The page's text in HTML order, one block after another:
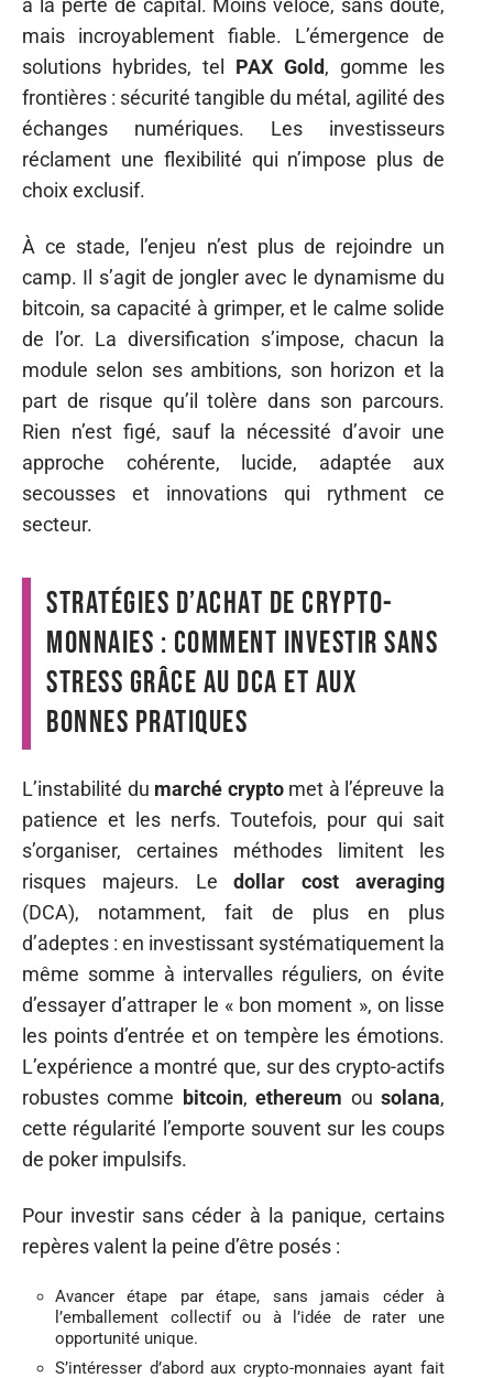
à la perte de capital. Moins véloce, sans doute,
mais incroyablement fiable. L’émergence de
solutions hybrides, tel PAX Gold, gomme les
frontières : sécurité tangible du métal, agilité des
échanges numériques. Les investisseurs
réclament une flexibilité qui n’impose plus de
choix exclusif.
À ce stade, l’enjeu n’est plus de rejoindre un
camp. Il s’agit de jongler avec le dynamisme du
bitcoin, sa capacité à grimper, et le calme solide
de l’or. La diversification s’impose, chacun la
module selon ses ambitions, son horizon et la
part de risque qu’il tolère dans son parcours.
Rien n’est figé, sauf la nécessité d’avoir une
approche cohérente, lucide, adaptée aux
secousses et innovations qui rythment ce
secteur.
Stratégies d’achat de crypto-
monnaies : comment investir sans
stress grâce au DCA et aux
bonnes pratiques
L’instabilité du marché cryptomet à l’épreuve la
patience et les nerfs. Toutefois, pour qui sait
s’organiser, certaines méthodes limitent les
risques majeurs. Ledollar cost averaging
(DCA), notamment, fait de plus en plus
d’adeptes : en investissant systématiquement la
même somme à intervalles réguliers, on évite
d’essayer d’attraper le « bon moment », on lisse
les points d’entrée et on tempère les émotions.
L’expérience a montré que, sur des crypto-actifs
robustes comme bitcoin,ethereum ousolana,
cette régularité l’emporte souvent sur les coups
de poker impulsifs.
Pour investir sans céder à la panique, certains
repères valent la peine d’être posés :
Avancer étape par étape, sans jamais céder à
l’emballement collectif ou à l’idée de rater une
opportunité unique.
S’intéresser d’abord aux crypto-monnaies ayant fait